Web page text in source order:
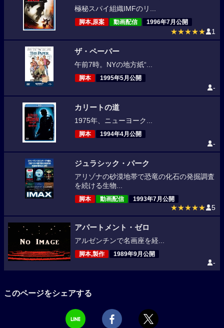
極秘スパイ組織IMFのリ...
脚本,原案 動画配信 1996年7月公開
★★★★★ 1
ザ・ペーパー
午前7時。NYの地方紙“...
脚本 1995年5月公開
-
カリートの道
1975年、ニューヨーク...
脚本 1994年4月公開
-
ジュラシック・パーク
アリゾナの砂漠地帯で恐竜の化石の発掘調査
を続ける生物...
脚本 動画配信 1993年7月公開
★★★★★ 5
アパートメント・ゼロ
アルゼンチンで名画座を経...
脚本,製作 1989年9月公開
-
このページをシェアする